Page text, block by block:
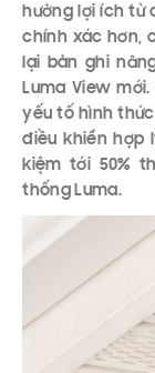
hưởng lợi ích từ
chính xác hơn,
lại bản ghi
Luma View
yếu tố hình
điều khiển hợp
kiệm tới 50%
thống Luma.